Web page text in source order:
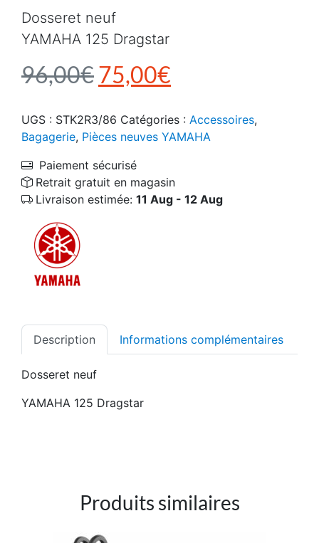
96,00€Le prix initial était :
75,00€
Dosseret neuf
YAMAHA 125 Dragstar
UGS : STK2R3/86 Catégories : Accessoires,
Bagagerie, Pièces neuves YAMAHA
Paiement sécurisé
Retrait gratuit en magasin
Livraison estimée: 11 Aug - 12 Aug
Description Informations complémentaires
Dosseret neuf
YAMAHA 125 Dragstar
Produits similaires